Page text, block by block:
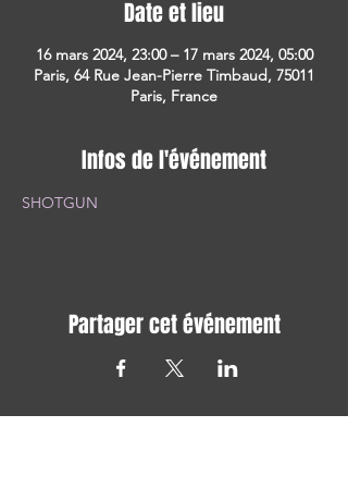
Date et lieu
16 mars 2024, 23:00 – 17 mars 2024, 05:00
Paris, 64 Rue Jean-Pierre Timbaud, 75011
Paris, France
Infos de l'événement
SHOTGUN
Partager cet événement